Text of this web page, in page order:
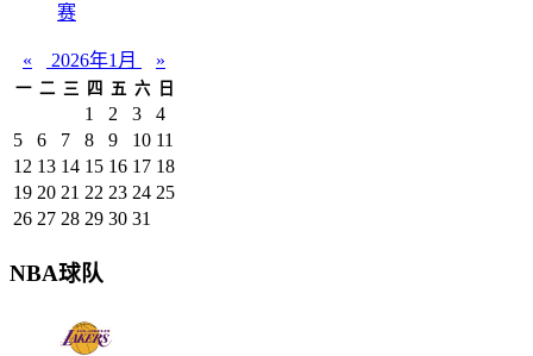
赛
« 2026年1月 »
一 二 三 四 五 六 日
1 2 3
4
5
6 7 8 9 10 11
12 13 14 15 16 17 18
19 20 21 22 23 24 25
26 27 28 29 30 31
NBA球队